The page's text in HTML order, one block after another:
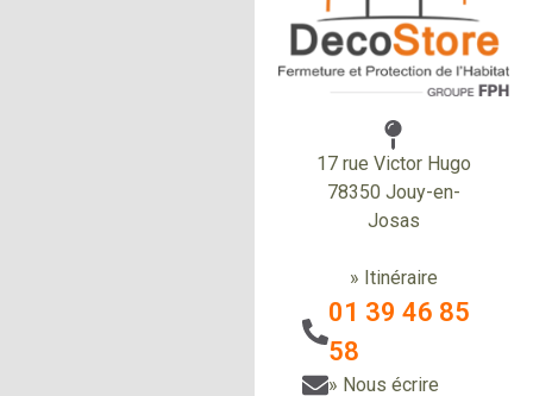
17 rue Victor Hugo
78350 Jouy-en-
Josas
» Itinéraire
01 39 46 85
58
» Nous écrire